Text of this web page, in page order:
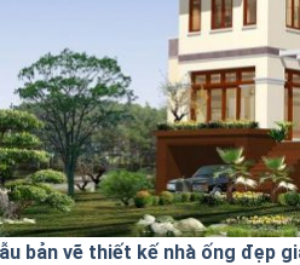
bản vẽ thiết kế nhà ống đẹp